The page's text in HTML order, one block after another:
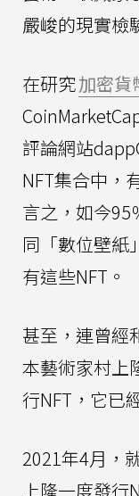
嚴峻的現實檢
在研究加密貨
評論網站
NFT集合中，
言之，如今95
同「數位壁紙
有這些NFT。
甚至，連曾經
本藝術家村上
行NFT，它已
2021年4月，
上隆一度發